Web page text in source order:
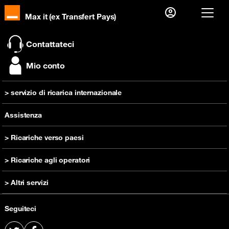
Max it (ex Transfert Pays)
Già cliente?
Prima visita?
Creare il tuo account
Seguiteci
> servizio di ricarica internazionale
inviare una ricarica
Assistenza
> Ricariche verso paesi
Ricarica Camerun
Ricarica RD Congo
Ricarica Costa d'Avorio
Ricarica Madagascar
> Ricariche agli operatori
Ricarica Orange Camerun
Ricarica Orange RD Congo
Ricarica Orange Costa d'Avorio
Ricarica Orange Guinea
> Altri servizi
Offerta prepagata
Contattateci
Mio conto